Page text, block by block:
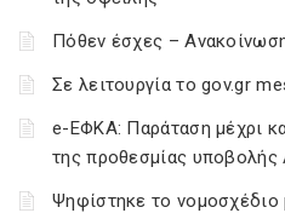
Πόθεν έσχες –
Σε λειτουργία το gov.gr
e-ΕΦΚΑ: Παράταση μέχρι
της προθεσμίας
Ψηφίστηκε το νομοσχέδιο